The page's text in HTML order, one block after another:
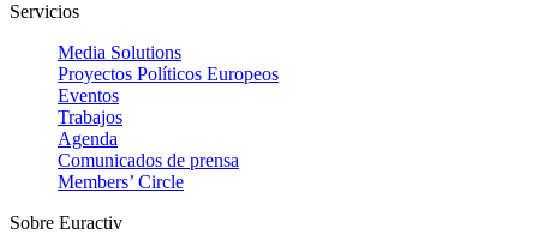
Servicios
Media Solutions
Proyectos Políticos Europeos
Eventos
Trabajos
Agenda
Comunicados de prensa
Members’ Circle
Sobre Euractiv